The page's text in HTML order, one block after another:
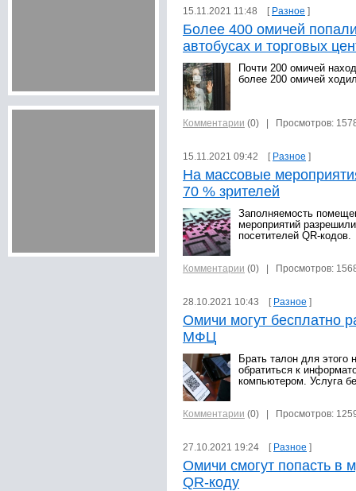
15.11.2021 11:48 [ Разное ]
Более 400 омичей
автобусах и торговых
Почти 200 омичей
более 200 омичей
Комментарии (0) | Просмотров:
15.11.2021 09:42 [ Разное ]
На массовые
70 % зрителей
Заполняемость
мероприятий
посетителей QR-кодов.
Комментарии (0) | Просмотров:
28.10.2021 10:43 [ Разное ]
Омичи могут бесплатно
МФЦ
Брать талон для этого
обратиться к
компьютером. Услуга
Комментарии (0) | Просмотров:
27.10.2021 19:24 [ Разное ]
Омичи смогут попасть в
QR-коду